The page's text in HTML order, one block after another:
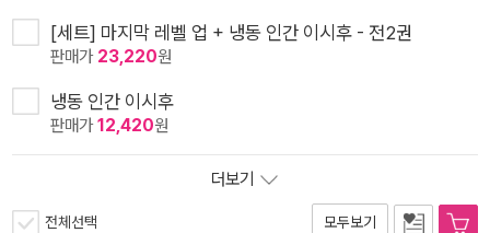
[세트] 마지막 레벨 업 + 냉동 인간 이시후 - 전2권
판매가 23,220원
냉동 인간 이시후
판매가12,420원
더보기
전체선택 모두보기